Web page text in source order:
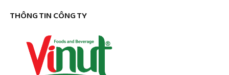
THÔNG TIN CÔNG TY